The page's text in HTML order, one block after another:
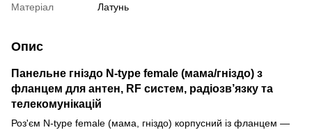
Матеріал
Латунь
Опис
Панельне гніздо N-type female (мама/гніздо) з
фланцем для антен, RF систем, радіозв’язку та
телекомунікацій
Роз'єм N-type female (мама, гніздо) корпусний із фланцем —